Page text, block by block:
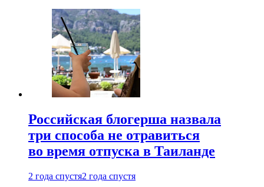
Российская блогерша назвала
три способа не отравиться
во время отпуска в Таиланде
2 года спустя2 года спустя